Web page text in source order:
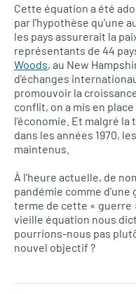
Cette équation a été
par l’hypothèse qu’une
les pays assurerait la
représentants de 44
Woods, au New
d’échanges
promouvoir la
conflit, on a mis en
l’économie. Et malgré
dans les années 1970,
maintenus.
À l’heure actuelle, de
pandémie comme
terme de cette « guerre
vieille équation nous
pourrions-nous pas
nouvel objectif ?